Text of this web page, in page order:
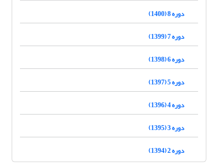
دوره 8 (1400)
دوره 7 (1399)
دوره 6 (1398)
دوره 5 (1397)
دوره 4 (1396)
دوره 3 (1395)
دوره 2 (1394)